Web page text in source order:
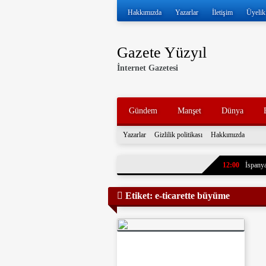
Hakkımızda Yazarlar İletişim Üyelik
Gazete Yüzyıl
İnternet Gazetesi
Gündem Manşet Dünya
Yazarlar Gizlilik politikası Hakkımızda
12:00
11:52
7 yıl
paylaştı.
Etiket: e-ticarette büyüme